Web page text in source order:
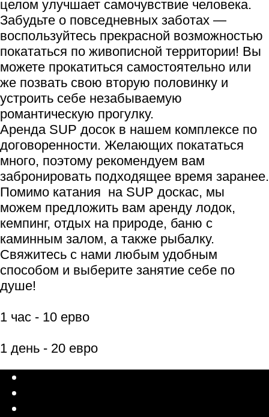
целом улучшает самочувствие человека.
Забудьте о повседневных заботах —
воспользуйтесь прекрасной возможностью
покататься по живописной территории! Вы
можете прокатиться самостоятельно или
же позвать свою вторую половинку и
устроить себе незабываемую
романтическую прогулку.
Аренда SUP досок в нашем комплексе по
договоренности. Желающих покататься
много, поэтому рекомендуем вам
забронировать подходящее время заранее.
Помимо катания на SUP доскас, мы
можем предложить вам аренду лодок,
кемпинг, отдых на природе, баню с
каминным залом, а также рыбалку.
Свяжитесь с нами любым удобным
способом и выберите занятие себе по
душе!
1 час - 10 ерво
1 день - 20 евро